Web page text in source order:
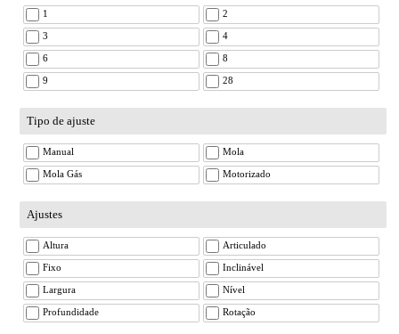
1 2
3 4
6 8
9 28
Tipo de ajuste
Manual Mola
Mola Gás Motorizado
Ajustes
Altura Articulado
Fixo Inclinável
Largura Nível
Profundidade Rotação